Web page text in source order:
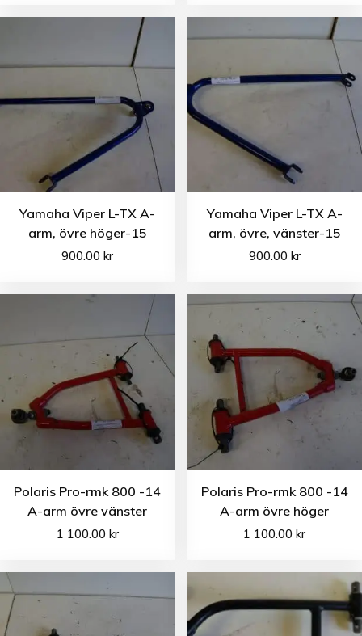
Yamaha Viper L-TX A-
arm, övre höger-15
900.00kr
Yamaha Viper L-TX A-
arm, övre, vänster-15
900.00 kr
Polaris Pro-rmk 800 -14
A-arm övre vänster
1 100.00 kr
Polaris Pro-rmk 800 -14
A-arm övre höger
1 100.00kr